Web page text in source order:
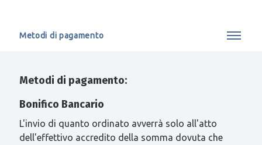
Metodi di pagamento
Metodi di pagamento:
Bonifico Bancario
L'invio di quanto ordinato avverrà solo all'atto
dell'effettivo accredito della somma dovuta che